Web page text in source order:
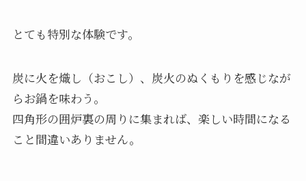
とても特別な体験です。
炭に火を熾し（おこし）、炭火のぬくもりを感じなが
らお鍋を味わう。
四角形の囲炉裏の周りに集まれば、楽しい時間になる
こと間違いありません。